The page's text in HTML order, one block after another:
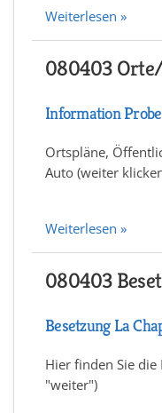
Weiterlesen »
080403
Information
Ortspläne,
Auto (weiter
Weiterlesen »
080403
Besetzung La
Hier finden Sie die
"weiter")